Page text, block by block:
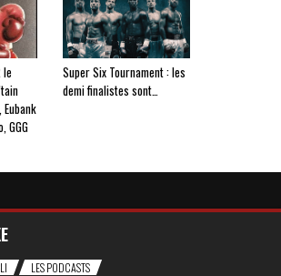
le
GGG
Super Six Tournament : les
demi finalistes sont…
LES PODCASTS